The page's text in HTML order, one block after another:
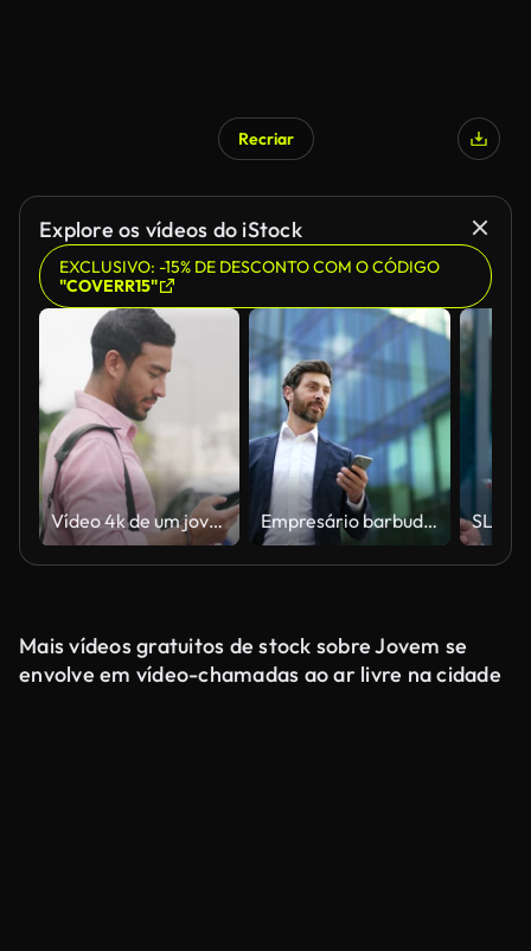
Gerado por IA
Recriar
Explore os vídeos do iStock
EXCLUSIVO: -15% DE DESCONTO COM O CÓDIGO
"COVERR15"
Vídeo 4k de um jovem empresário usando seu celular enquanto fazia seu caminho para o trabalho Empresário barbudo maduro confiante de terno andando perto do negócio de vidro moderno
Mais vídeos gratuitos de stock sobre Jovem se
envolve em vídeo-chamadas ao ar livre na cidade